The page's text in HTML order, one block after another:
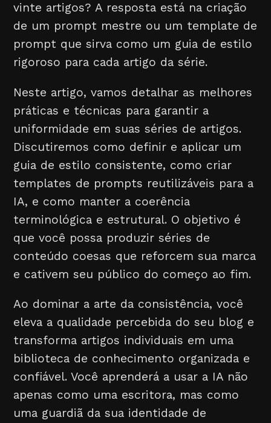
vinte artigos? A resposta está na criação
de um prompt mestre ou um template de
prompt que sirva como um guia de estilo
rigoroso para cada artigo da série.
Neste artigo, vamos detalhar as melhores
práticas e técnicas para garantir a
uniformidade em suas séries de artigos.
Discutiremos como definir e aplicar um
guia de estilo consistente, como criar
templates de prompts reutilizáveis para a
IA, e como manter a coerência
terminológica e estrutural. O objetivo é
que você possa produzir séries de
conteúdo coesas que reforcem sua marca
e cativem seu público do começo ao fim.
Ao dominar a arte da consistência, você
eleva a qualidade percebida do seu blog e
transforma artigos individuais em uma
biblioteca de conhecimento organizada e
confiável. Você aprenderá a usar a IA não
apenas como uma escritora, mas como
uma guardiã da sua identidade de